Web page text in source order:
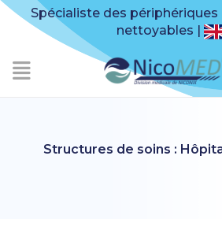
Spécialiste des
nettoyables |
Structures de soins :